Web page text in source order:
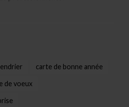
carte de bonne année
de voeux